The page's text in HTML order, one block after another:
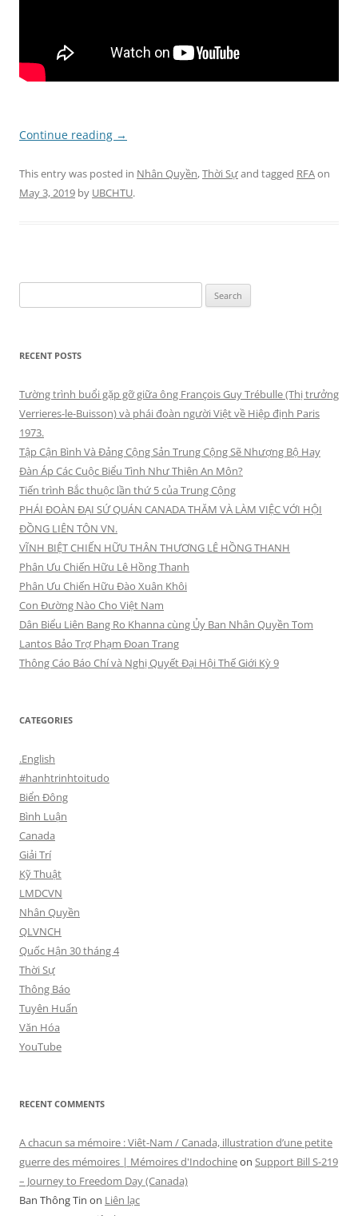
Continue reading →
This entry was posted in Nhân Quyền,Thời Sựand tagged RFAon
May 3, 2019 by UBCHTU.
for:
RECENT POSTS
Tường trình buổi gặp gỡ giữa ông François Guy Trébulle (Thị trưởng
Verrieres-le-Buisson) và phái đoàn người Việt về Hiệp định Paris
1973.
Tập Cận Bình Và Đảng Cộng Sản Trung Cộng Sẽ Nhượng Bộ Hay
Đàn Áp Các Cuộc Biểu Tình Như Thiên An Môn?
Tiến trình Bắc thuộc lần thứ 5 của Trung Cộng
PHÁI ĐOÀN ĐẠI SỨ QUÁN CANADA THĂM VÀ LÀM VIỆC VỚI HỘI
ĐỒNG LIÊN TÔN VN.
VĨNH BIỆT CHIẾN HỮU THÂN THƯƠNG LÊ HỒNG THANH
Phân Ưu Chiến Hữu Lê Hồng Thanh
Phân Ưu Chiến Hữu Đào Xuân Khôi
Con Đường Nào Cho Việt Nam
Dân Biểu Liên Bang Ro Khanna cùng Ủy Ban Nhân Quyền Tom
Lantos Bảo Trợ Phạm Đoan Trang
Thông Cáo Báo Chí và Nghị Quyết Đại Hội Thế Giới Kỳ 9
CATEGORIES
.English
#hanhtrinhtoitudo
Biển Đông
Bình Luận
Canada
Giải Trí
Kỹ Thuật
LMDCVN
Nhân Quyền
QLVNCH
Quốc Hận 30 tháng 4
Thời Sự
Thông Báo
Tuyên Huấn
Văn Hóa
YouTube
RECENT COMMENTS
A chacun sa mémoire : Viêt-Nam / Canada, illustration d’une petite
guerre des mémoires | Mémoires d'Indochineon Support Bill S-219
– Journey to Freedom Day (Canada)
Ban Thông Tin on Liên lạc